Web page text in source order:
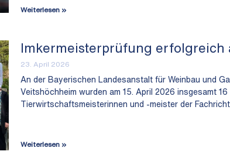
Weiterlesen »
Imkermeisterprüfung erfolgreich
23. April 2026
An der Bayerischen Landesanstalt für Weinbau und
Veitshöchheim wurden am 15. April 2026 insgesamt 16
Tierwirtschaftsmeisterinnen und -meister der
Weiterlesen »